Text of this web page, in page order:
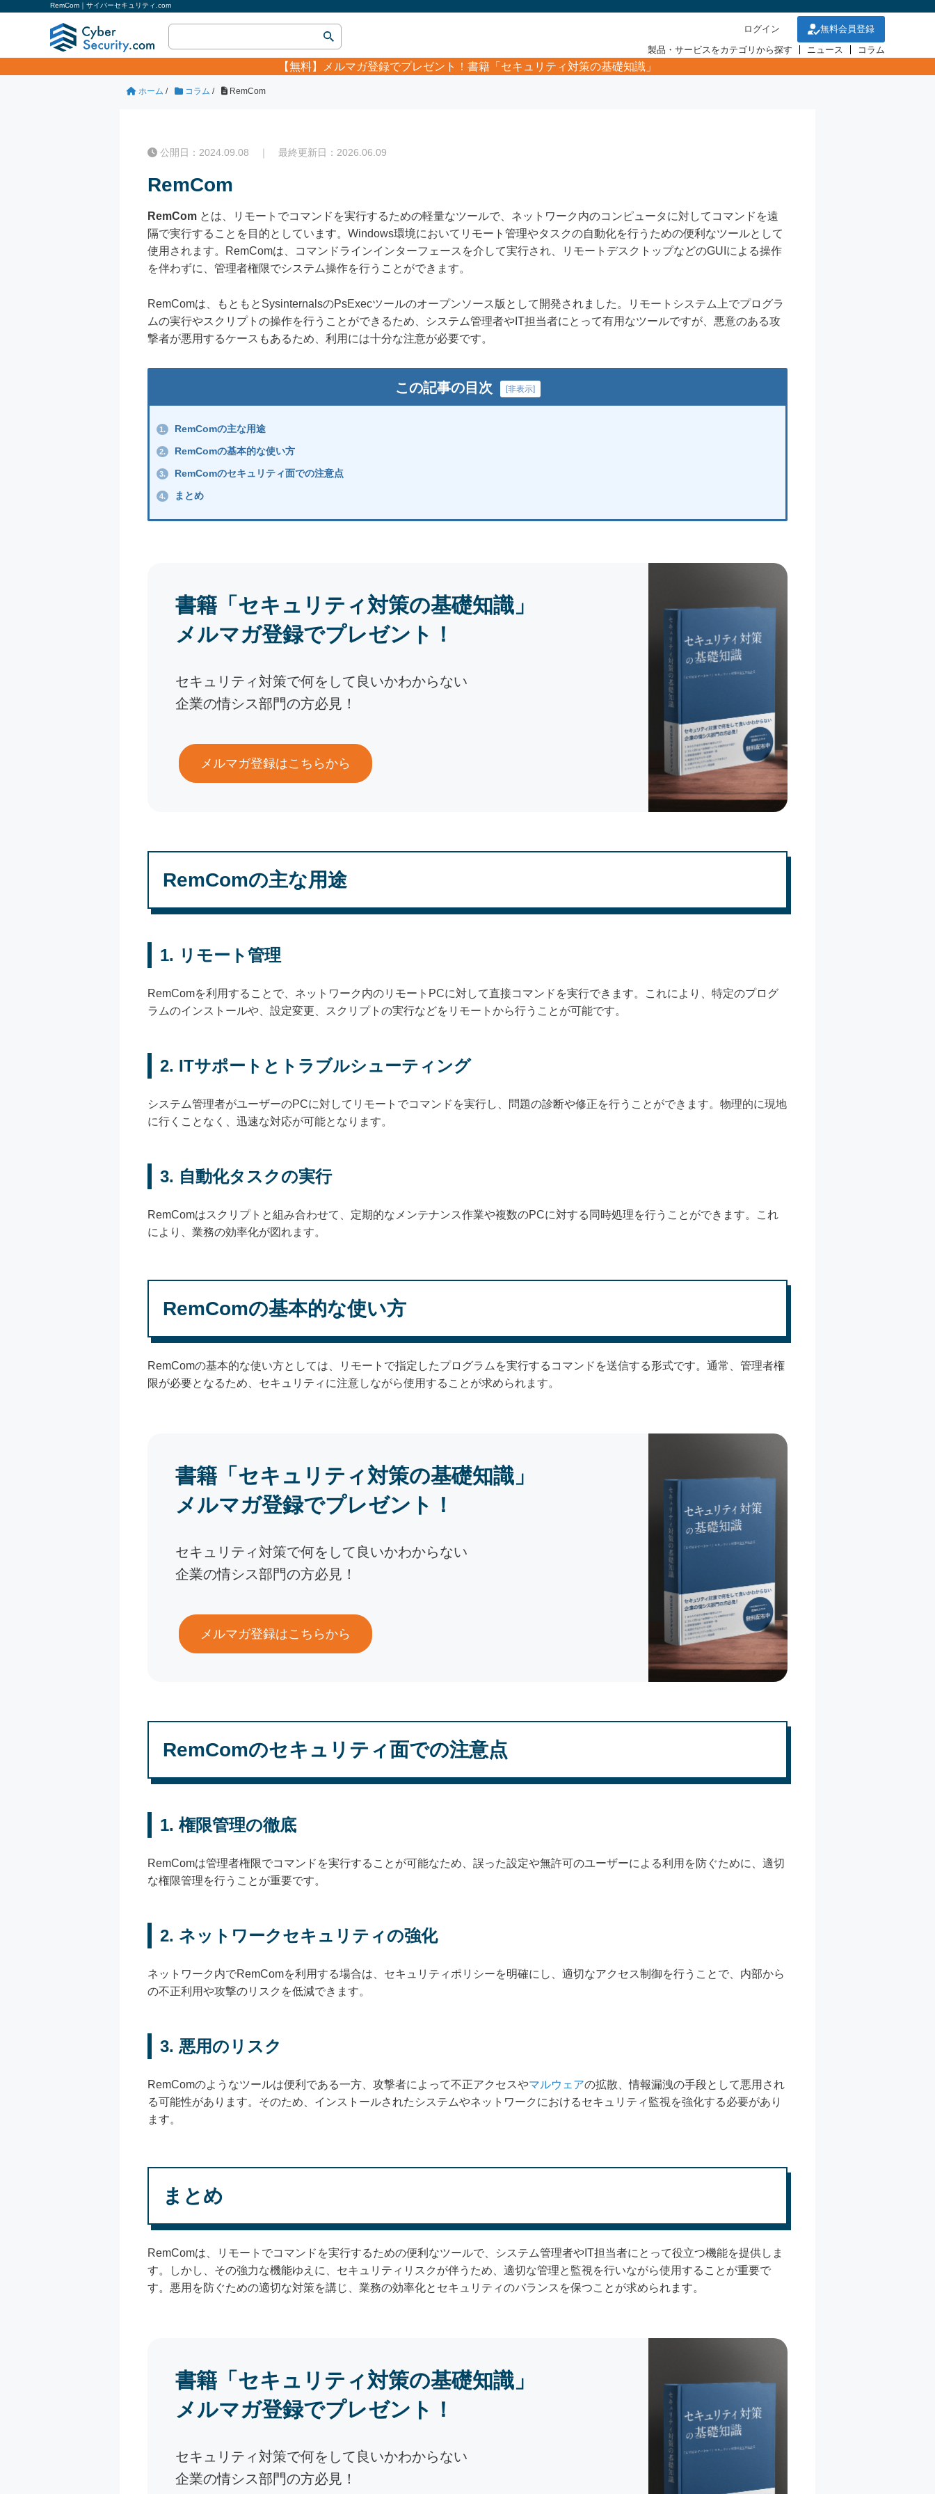
RemCom｜サイバーセキュリティ.com
ログイン
無料会員登録
製品・サービスをカテゴリから探す
ニュース コラム
【無料】 メルマガ登録でプレゼント！書籍「セキュリティ対策の基礎知識」
ホーム / コラム / RemCom
公開日：2024.09.08 ｜ 最終更新日：2026.06.09
RemCom
RemCom とは、リモートでコマンドを実行するための軽量なツールで、ネットワーク内のコンピュータに対してコマンドを遠
隔で実行することを目的としています。Windows環境においてリモート管理やタスクの自動化を行うための便利なツールとして
使用されます。RemComは、コマンドラインインターフェースを介して実行され、リモートデスクトップなどのGUIによる操作
を伴わずに、管理者権限でシステム操作を行うことができます。
RemComは、もともとSysinternalsのPsExecツールのオープンソース版として開発されました。リモートシステム上でプログラ
ムの実行やスクリプトの操作を行うことができるため、システム管理者やIT担当者にとって有用なツールですが、悪意のある攻
撃者が悪用するケースもあるため、利用には十分な注意が必要です。
この記事の目次 [非表示]
1. RemComの主な用途
2. RemComの基本的な使い方
3. RemComのセキュリティ面での注意点
4. まとめ
書籍「セキュリティ対策の基礎知識」
メルマガ登録でプレゼント！
セキュリティ対策で何をして良いかわからない
企業の情シス部門の方必見！
メルマガ登録はこちらから
RemComの主な用途
1. リモート管理
RemComを利用することで、ネットワーク内のリモートPCに対して直接コマンドを実行できます。これにより、特定のプログ
ラムのインストールや、設定変更、スクリプトの実行などをリモートから行うことが可能です。
2. ITサポートとトラブルシューティング
システム管理者がユーザーのPCに対してリモートでコマンドを実行し、問題の診断や修正を行うことができます。物理的に現地
に行くことなく、迅速な対応が可能となります。
3. 自動化タスクの実行
RemComはスクリプトと組み合わせて、定期的なメンテナンス作業や複数のPCに対する同時処理を行うことができます。これ
により、業務の効率化が図れます。
RemComの基本的な使い方
RemComの基本的な使い方としては、リモートで指定したプログラムを実行するコマンドを送信する形式です。通常、管理者権
限が必要となるため、セキュリティに注意しながら使用することが求められます。
書籍「セキュリティ対策の基礎知識」
メルマガ登録でプレゼント！
セキュリティ対策で何をして良いかわからない
企業の情シス部門の方必見！
メルマガ登録はこちらから
RemComのセキュリティ面での注意点
1. 権限管理の徹底
RemComは管理者権限でコマンドを実行することが可能なため、誤った設定や無許可のユーザーによる利用を防ぐために、適切
な権限管理を行うことが重要です。
2. ネットワークセキュリティの強化
ネットワーク内でRemComを利用する場合は、セキュリティポリシーを明確にし、適切なアクセス制御を行うことで、内部から
の不正利用や攻撃のリスクを低減できます。
3. 悪用のリスク
RemComのようなツールは便利である一方、攻撃者によって不正アクセスやマルウェアの拡散、情報漏洩の手段として悪用され
る可能性があります。そのため、インストールされたシステムやネットワークにおけるセキュリティ監視を強化する必要があり
ます。
まとめ
RemComは、リモートでコマンドを実行するための便利なツールで、システム管理者やIT担当者にとって役立つ機能を提供しま
す。しかし、その強力な機能ゆえに、セキュリティリスクが伴うため、適切な管理と監視を行いながら使用することが重要で
す。悪用を防ぐための適切な対策を講じ、業務の効率化とセキュリティのバランスを保つことが求められます。
書籍「セキュリティ対策の基礎知識」
メルマガ登録でプレゼント！
セキュリティ対策で何をして良いかわからない
企業の情シス部門の方必見！